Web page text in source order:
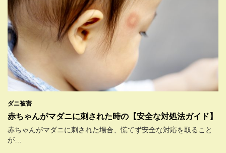
ダニ被害
赤ちゃんがマダニに刺された時の【安全な対処法ガイド】
赤ちゃんがマダニに刺された場合、慌てず安全な対応を取ること
が…